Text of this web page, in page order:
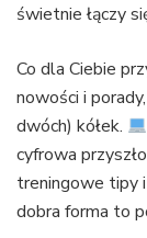
świetnie łączy
Co dla Ciebie
nowości i
dwóch) kółek.
cyfrowa
treningowe tipy
dobra forma to